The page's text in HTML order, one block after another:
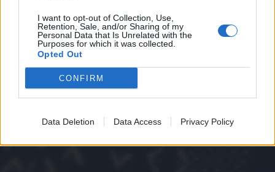
I want to opt-out of Collection, Use,
Retention, Sale, and/or Sharing of my
Personal Data that Is Unrelated with the
Purposes for which it was collected.
Opted Out
CONFIRM
Data Deletion Data Access Privacy Policy